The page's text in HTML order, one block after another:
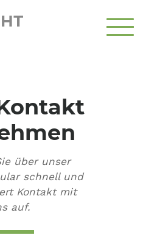
über unser
schnell und
Kontakt mit
auf.